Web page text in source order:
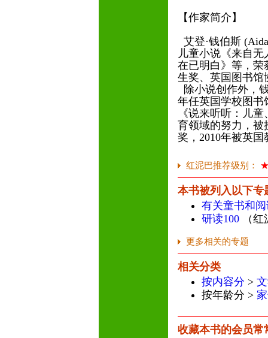
【作家简介】
艾登·钱伯斯
儿童小说《来自
在已明白》等，荣
生奖、英国图书
除小说创作外，
年任英国学校图书
《说来听听：儿
育领域的努力，被
奖，2010年被英
红泥巴推荐级别：
本书被列入以下专
有关童书和
研读100 （
更多相关的专题
相关分类
按内容分 >
按年龄分 >
收藏本书的会员常